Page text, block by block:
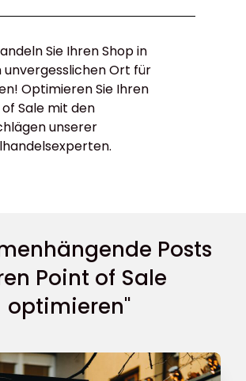
Sie Ihren Shop in
unvergesslichen Ort für
Optimieren Sie Ihren
Sale mit den
unserer
Posts
Point of Sale
optimieren"